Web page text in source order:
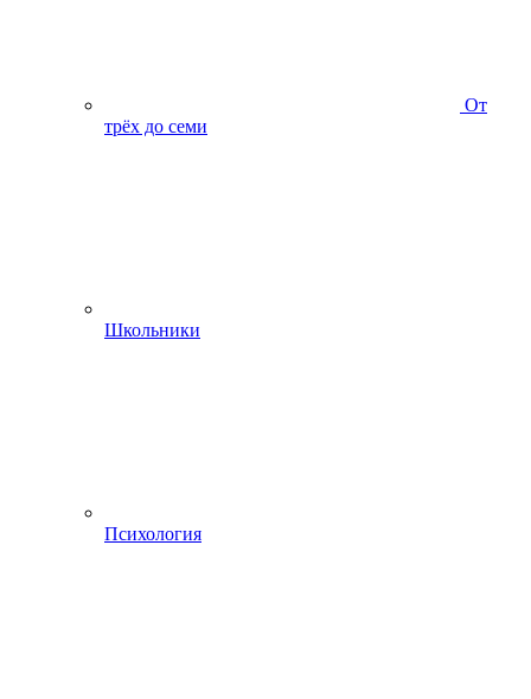
От
трёх до семи
Школьники
Психология